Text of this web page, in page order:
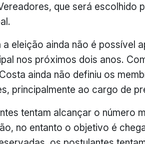
que será escolhido
eleição ainda não é possível
nos próximos dois anos.
ainda não definiu os
principalmente ao cargo de
tentam alcançar o número
no entanto o objetivo é